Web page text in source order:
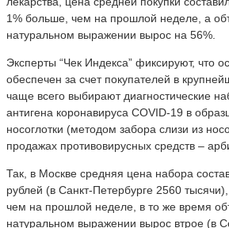
1% больше, чем на прошлой неделе, а
натуральном выражении вырос на 56%.
Эксперты “Чек Индекса” фиксируют, что
обеспечен за счет покупателей в
чаще всего выбирают диагностические
антигена коронавируса COVID-19 в
носоглотки (методом забора слизи из
продажах противовирусных средств –
Так, в Москве средняя цена набора
рублей (в Санкт-Петербурге 2560
чем на прошлой неделе, в то же время
натуральном выражении вырос втрое (в